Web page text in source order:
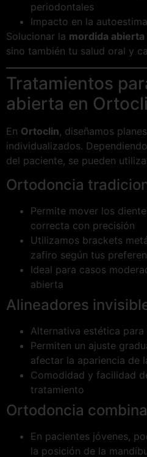
periodontales
Impacto en la
Solucionar la mordida abierta
sino también tu salud oral y
Tratamientos
abierta en
En Ortoclin, diseñamos
individualizados.
del paciente, se pueden
Ortodoncia
Permite mover los
correcta con precisión
Utilizamos brackets
zafiro según tus
Ideal para casos
abierta
Alineadores
Alternativa estética
Permiten un ajuste
afectar la apariencia de
Comodidad y facilidad
tratamiento
Ortodoncia
En pacientes jóvenes,
la posición de la